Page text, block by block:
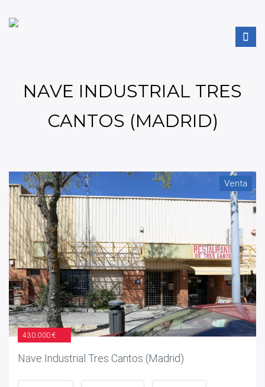
NAVE INDUSTRIAL TRES
CANTOS (MADRID)
Venta
430.000 €
Nave Industrial Tres Cantos (Madrid)